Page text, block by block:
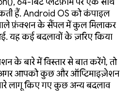
हैं. Android OS को कंपाइल
फ़ंक्शन के सैंपल में कुल मिलाकर
यह कई बदलावों के ज़रिए किया
के बारे में विस्तार से बात करेंगे, तो
अगर आपको कुछ और ऑप्टिमाइज़ेशन
लागू किए गए कुछ अन्य बदलाव